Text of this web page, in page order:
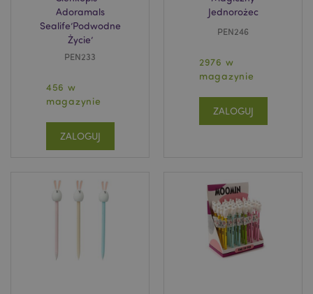
Adoramals
Sealife’Podwodne
Życie’
PEN233
456 w
magazynie
ZALOGUJ
Jednorożec
PEN246
2976 w
magazynie
ZALOGUJ